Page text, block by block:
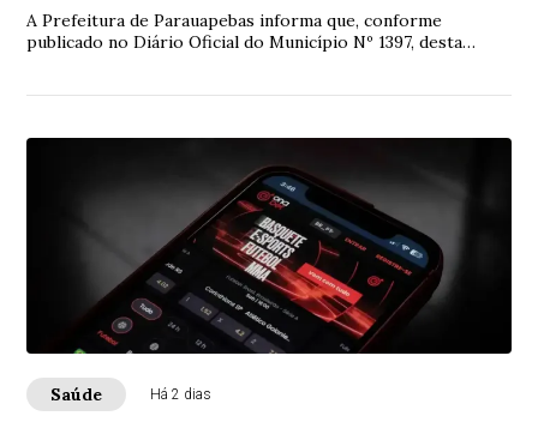
A Prefeitura de Parauapebas informa que, conforme
publicado no Diário Oficial do Município Nº 1397, desta
Saúde Há 2 dias